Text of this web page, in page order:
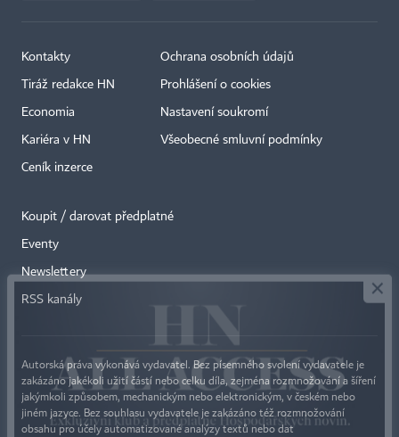
Kontakty
Tiráž redakce HN
Economia
Kariéra v HN
Ceník inzerce
Ochrana osobních údajů
Prohlášení o cookies
Nastavení soukromí
Všeobecné smluvní podmínky
Koupit / darovat předplatné
Eventy
Newslettery
RSS kanály
Autorská práva vykonává vydavatel. Bez písemného svolení vydavatele je
zakázáno jakékoli užití částí nebo celku díla, zejména rozmnožování a šíření
jakýmkoli způsobem, mechanickým nebo elektronickým, v českém nebo
jiném jazyce. Bez souhlasu vydavatele je zakázáno též rozmnožování
obsahu pro účely automatizované analýzy textů nebo dat